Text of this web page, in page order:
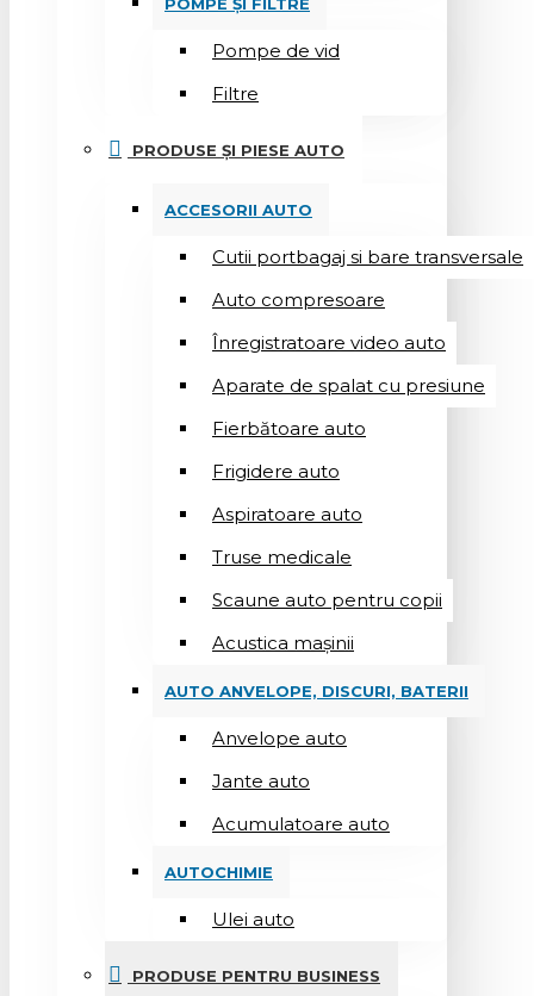
Pompe de vid
Filtre
PRODUSE ȘI PIESE AUTO
ACCESORII AUTO
Cutii portbagaj si bare transversale
Auto compresoare
Înregistratoare video auto
Aparate de spalat cu presiune
Fierbătoare auto
Frigidere auto
Aspiratoare auto
Truse medicale
Scaune auto pentru copii
Acustica mașinii
AUTO ANVELOPE, DISCURI, BATERII
Anvelope auto
Jante auto
Acumulatoare auto
AUTOCHIMIE
Ulei auto
PRODUSE PENTRU BUSINESS